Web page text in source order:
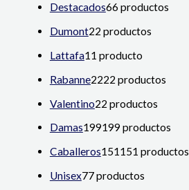
Destacados66 productos
Dumont22 productos
Lattafa11 producto
Rabanne2222 productos
Valentino22 productos
Damas199199 productos
Caballeros151151 productos
Unisex77 productos